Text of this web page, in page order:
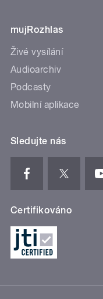
mujRozhlas
Živé vysílání
Audioarchiv
Podcasty
Mobilní aplikace
Sledujte nás
Certifikováno